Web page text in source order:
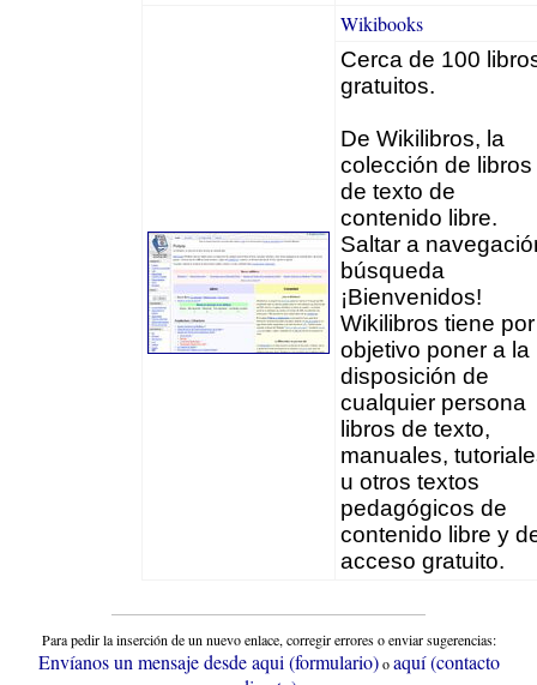
Wikibooks
Cerca de 100
gratuitos.
De Wikilibros, la
colección de libros
de texto de
contenido libre.
Saltar a
búsqueda
¡Bienvenidos!
Wikilibros tiene por
objetivo poner a la
disposición de
cualquier persona
libros de texto,
manuales,
u otros textos
pedagógicos de
contenido libre y
acceso gratuito.
Para pedir la inserción de un nuevo enlace, corregir errores o enviar sugerencias:
Envíanos un mensaje desde aqui (formulario)oaquí (contacto